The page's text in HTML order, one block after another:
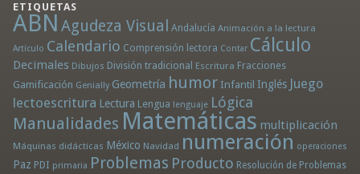
ETIQUETAS
ABN Agudeza Visual Andalucía Animación a la lectura
Artículo Calendario Comprensión lectora Contar Cálculo
Decimales Dibujos División tradicional Escritura Fracciones
Gamificación Genially Geometría humor Infantil Inglés Juego
lectoescritura Lectura Lengua lenguaje Lógica
Manualidades Matemáticas multiplicación
Máquinas didácticas México Navidad numeración operaciones
Paz PDI primaria Problemas Producto Resolución de Problemas